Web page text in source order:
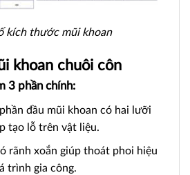
kích thước mũi khoan
khoan chuôi côn
3 phần chính:
đầu mũi khoan có hai lưỡi
tạo lỗ trên vật liệu.
rãnh xoắn giúp thoát phoi hiệu
trình gia công.